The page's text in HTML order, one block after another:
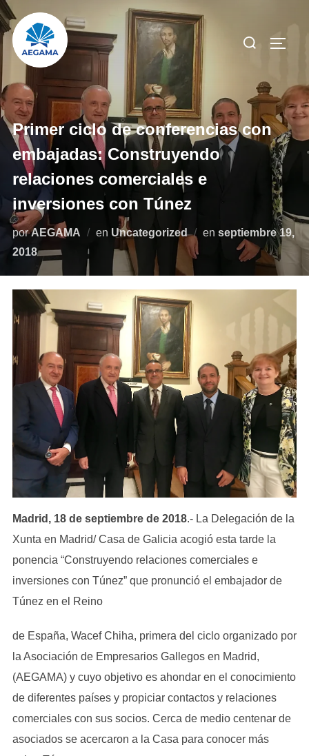
Saltar
al
contenido
Buscar:
Primer ciclo de conferencias con
embajadas: Construyendo
relaciones comerciales e
inversiones con Túnez
porAEGAMA en Uncategorized en Publicado
septiembre 19,
2018
Madrid, 18 de septiembre de 2018.- La Delegación de la
Xunta en Madrid/ Casa de Galicia acogió esta tarde la
ponencia “Construyendo relaciones comerciales e
inversiones con Túnez” que pronunció el embajador de
Túnez en el Reino
de España, Wacef Chiha, primera del ciclo organizado por
la Asociación de Empresarios Gallegos en Madrid,
(AEGAMA) y cuyo objetivo es ahondar en el conocimiento
de diferentes países y propiciar contactos y relaciones
comerciales con sus socios. Cerca de medio centenar de
asociados se acercaron a la Casa para conocer más